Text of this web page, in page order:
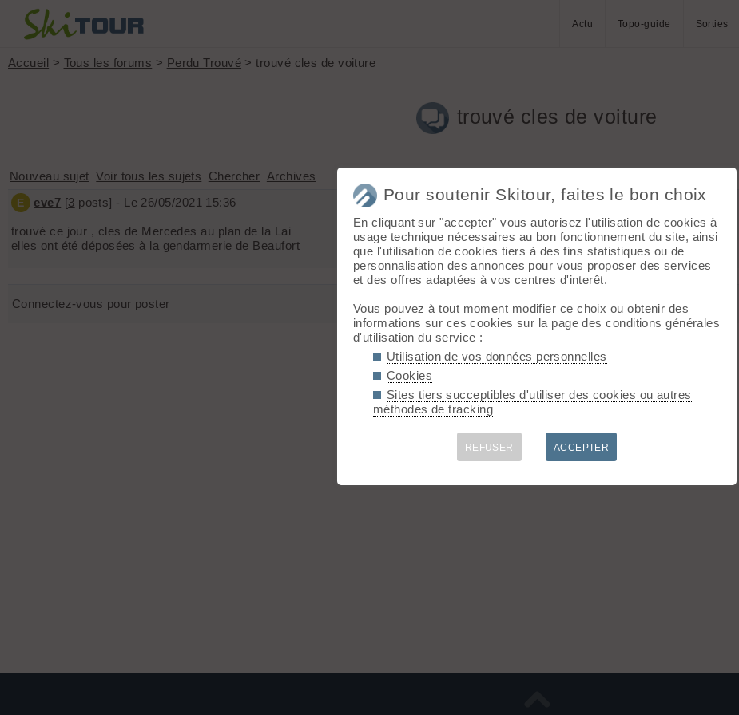
Actu Topo-guide Sorties
Accueil > Tous les forums > Perdu Trouvé > trouvé cles de voiture
trouvé cles de voiture
Nouveau sujet Voir tous les sujets Chercher Archives
E eve7 [3 posts] - Le 26/05/2021 15:36
trouvé ce jour , cles de Mercedes au plan de la Lai
elles ont été déposées à la gendarmerie de Beaufort
Connectez-vous pour poster
Pour soutenir Skitour, faites le bon choix
En cliquant sur "accepter" vous autorisez l'utilisation de cookies à
usage technique nécessaires au bon fonctionnement du site, ainsi
que l'utilisation de cookies tiers à des fins statistiques ou de
personnalisation des annonces pour vous proposer des services
et des offres adaptées à vos centres d'interêt.
Vous pouvez à tout moment modifier ce choix ou obtenir des
informations sur ces cookies sur la page des conditions générales
d'utilisation du service :
Utilisation de vos données personnelles
Cookies
Sites tiers succeptibles d'utiliser des cookies ou autres
méthodes de tracking
REFUSER ACCEPTER